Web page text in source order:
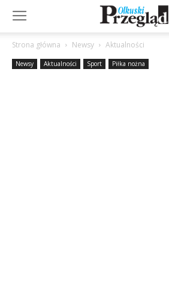
Strona główna Newsy Aktualności
Newsy Aktualności Sport Piłka nożna